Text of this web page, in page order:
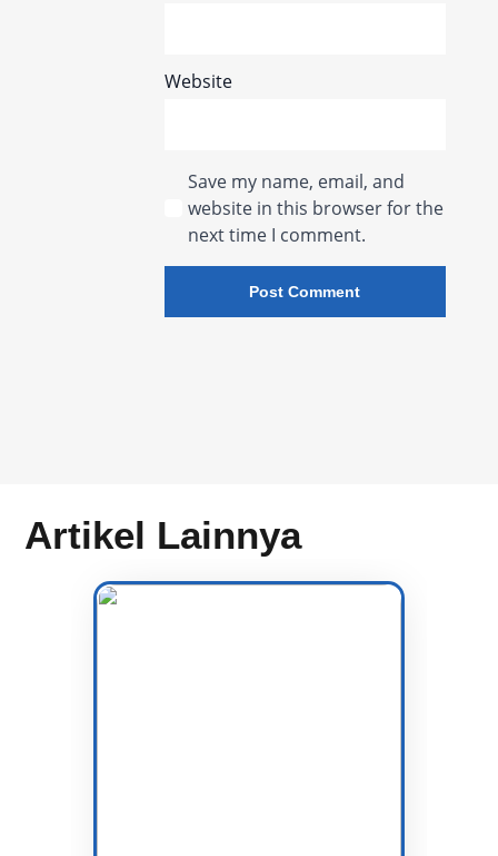
Website
Save my name, email, and
website in this browser for the
next time I comment.
Artikel Lainnya